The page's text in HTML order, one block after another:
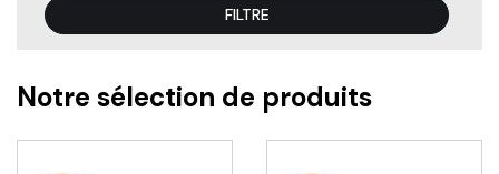
FILTRE
Notre sélection de produits